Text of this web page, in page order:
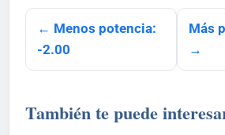
← Menos potencia:
-2.00
Más
→
También te puede